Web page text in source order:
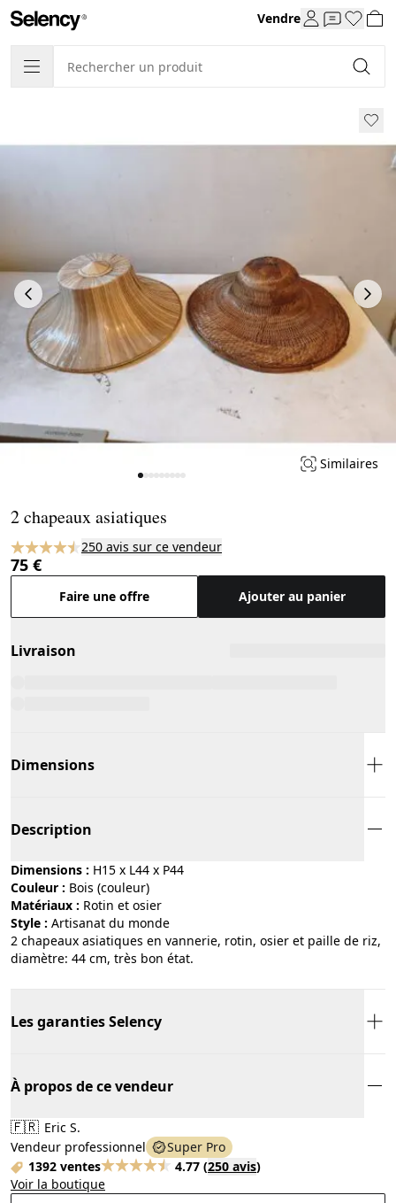
Vendre
Similaires
2 chapeaux asiatiques
250 avis sur ce vendeur
75 €
Faire une offre Ajouter au panier
Livraison
Dimensions
Description
Dimensions : H15 x L44 x P44
Couleur :
bois (couleur)
Matériaux :
rotin et osier
Style :
artisanat du monde
2 chapeaux asiatiques en vannerie, rotin, osier et paille de riz,
diamètre: 44 cm, très bon état.
Les garanties Selency
À propos de ce vendeur
🇫🇷 Eric S.
Vendeur professionnel
Super Pro
1392 ventes
4.77 (250 avis)
Voir la boutique